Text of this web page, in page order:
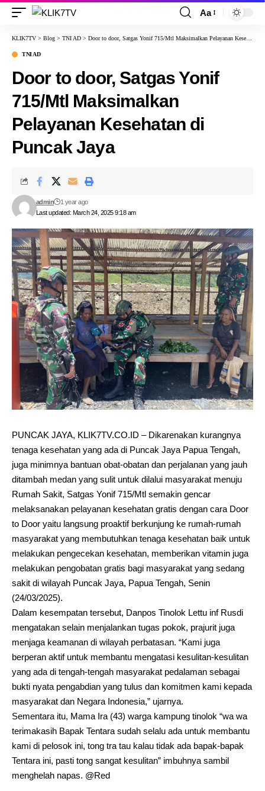
Aa
KLIK7TV > Blog > TNI AD > Door to door, Satgas Yonif 715/Mtl Maksimalkan Pelayanan Kesehatan di Puncak Jaya
TNI AD
Door to door, Satgas Yonif
715/Mtl Maksimalkan
Pelayanan Kesehatan di
Puncak Jaya
Last updated: March 24, 2025 9:18 am
admin 1 year ago
PUNCAK JAYA, KLIK7TV.CO.ID – Dikarenakan kurangnya
tenaga kesehatan yang ada di Puncak Jaya Papua Tengah,
juga minimnya bantuan obat-obatan dan perjalanan yang jauh
ditambah medan yang sulit untuk dilalui masyarakat menuju
Rumah Sakit, Satgas Yonif 715/Mtl semakin gencar
melaksanakan pelayanan kesehatan gratis dengan cara Door
to Door yaitu langsung proaktif berkunjung ke rumah-rumah
masyarakat yang membutuhkan tenaga kesehatan baik untuk
melakukan pengecekan kesehatan, memberikan vitamin juga
melakukan pengobatan gratis bagi masyarakat yang sedang
sakit di wilayah Puncak Jaya, Papua Tengah, Senin
(24/03/2025).
Dalam kesempatan tersebut, Danpos Tinolok Lettu inf Rusdi
mengatakan selain menjalankan tugas pokok, prajurit juga
menjaga keamanan di wilayah perbatasan. “Kami juga
berperan aktif untuk membantu mengatasi kesulitan-kesulitan
yang ada di tengah-tengah masyarakat pedalaman sebagai
bukti nyata pengabdian yang tulus dan komitmen kami kepada
masyarakat dan Negara Indonesia,” ujarnya.
Sementara itu, Mama Ira (43) warga kampung tinolok “wa wa
terimakasih Bapak Tentara sudah selalu ada untuk membantu
kami di pelosok ini, tong tra tau kalau tidak ada bapak-bapak
Tentara ini, pasti tong sangat kesulitan” imbuhnya sambil
menghelah napas. @Red